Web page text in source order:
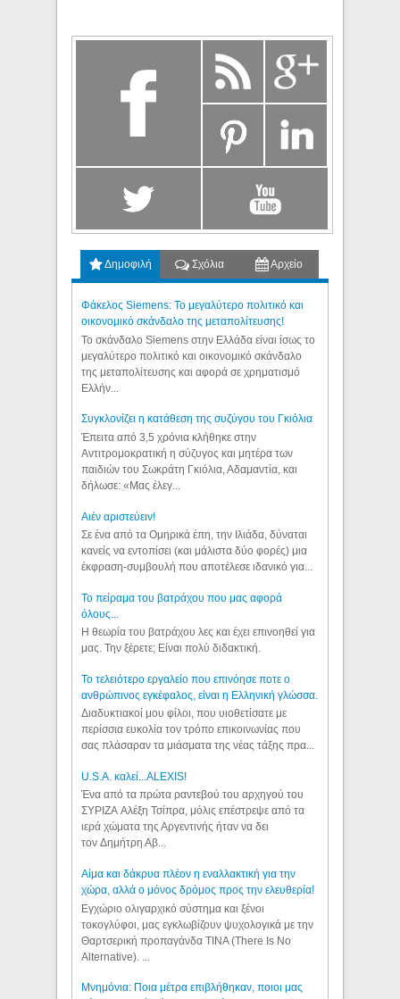
Δημοφιλή Σχόλια Αρχείο
Φάκελος Siemens: Το μεγαλύτερο πολιτικό και
οικονομικό σκάνδαλο της μεταπολίτευσης!
Το σκάνδαλο Siemens στην Ελλάδα είναι ίσως το
μεγαλύτερο πολιτικό και οικονομικό σκάνδαλο
της μεταπολίτευσης και αφορά σε χρηματισμό
Ελλήν...
Συγκλονίζει η κατάθεση της συζύγου του Γκιόλια
Έπειτα από 3,5 χρόνια κλήθηκε στην
Αντιτρομοκρατική η σύζυγος και μητέρα των
παιδιών του Σωκράτη Γκιόλια, Αδαμαντία, και
δήλωσε: «Μας έλεγ...
Aιέν αριστεύειν!
Σε ένα από τα Ομηρικά έπη, την Ιλιάδα, δύναται
κανείς να εντοπίσει (και μάλιστα δύο φορές) μια
έκφραση-συμβουλή που αποτέλεσε ιδανικό για...
Το πείραμα του βατράχου που μας αφορά
όλους...
Η θεωρία του βατράχου λες και έχει επινοηθεί για
μας. Την ξέρετε; Είναι πολύ διδακτική.
Το τελειότερο εργαλείο που επινόησε ποτε ο
ανθρώπινος εγκέφαλος, είναι η Ελληνική γλώσσα.
Διαδυκτιακοί μου φίλοι, που υιοθετίσατε με
περίσσια ευκολία τον τρόπο επικοινωνίας που
σας πλάσαραν τα μιάσματα της νέας τάξης πρα...
U.S.A. καλεί...ALEXIS!
Ένα από τα πρώτα ραντεβού του αρχηγού του
ΣΥΡΙΖΑ Αλέξη Τσίπρα, μόλις επέστρεψε από τα
ιερά χώματα της Αργεντινής ήταν να δει
τον Δημήτρη Αβ...
Αίμα και δάκρυα πλέον η εναλλακτική για την
χώρα, αλλά ο μόνος δρόμος προς την ελευθερία!
Εγχώριο ολιγαρχικό σύστημα και ξένοι
τοκογλύφοι, μας εγκλωβίζουν ψυχολογικά με την
Θαρτσερική προπαγάνδα TINA (There Is No
Alternative). ...
Μνημόνια: Ποια μέτρα επιβλήθηκαν, ποιοι μας